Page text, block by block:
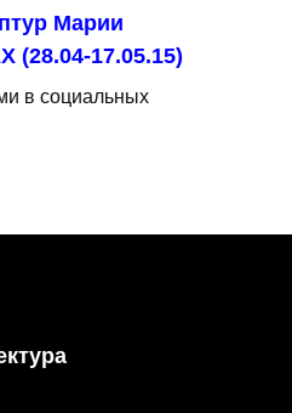
Марии
(28.04-17.05.15)
в социальных